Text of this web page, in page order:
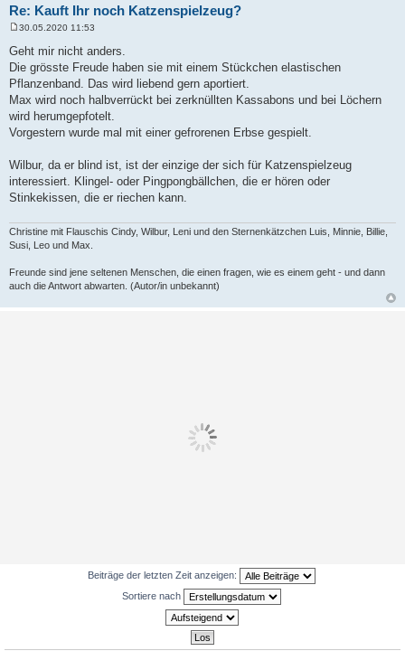
Re: Kauft Ihr noch Katzenspielzeug?
e
i
t
r
a
g
30.05.2020 11:53
Geht mir nicht anders.
Die grösste Freude haben sie mit einem Stückchen elastischen
Pflanzenband. Das wird liebend gern aportiert.
Max wird noch halbverrückt bei zerknüllten Kassabons und bei Löchern
wird herumgepfotelt.
Vorgestern wurde mal mit einer gefrorenen Erbse gespielt.
Wilbur, da er blind ist, ist der einzige der sich für Katzenspielzeug
interessiert. Klingel- oder Pingpongbällchen, die er hören oder
Stinkekissen, die er riechen kann.
Christine mit Flauschis Cindy, Wilbur, Leni und den Sternenkätzchen Luis, Minnie, Billie,
Susi, Leo und Max.
Freunde sind jene seltenen Menschen, die einen fragen, wie es einem geht - und dann
auch die Antwort abwarten. (Autor/in unbekannt)
Beiträge der letzten Zeit anzeigen:
Sortiere nach